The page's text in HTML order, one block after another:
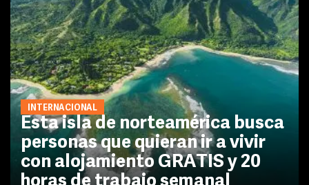
INTERNACIONAL
Esta isla de norteamérica busca
personas que quieran ir a vivir
con alojamiento GRATIS y 20